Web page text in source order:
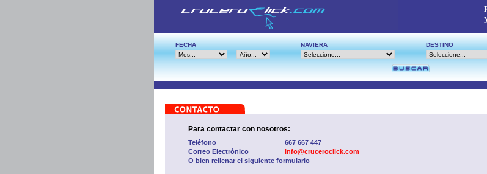
FECHA NAVIERA DESTINO
Para contactar con nosotros:
Teléfono
667 667 447
Correo Electrónico
info@cruceroclick.com
O bien rellenar el siguiente formulario